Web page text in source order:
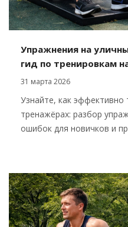
Упражнения на
гид по тренировкам
31 марта 2026
Узнайте, как эффективно
тренажёрах: разбор
ошибок для новичков и